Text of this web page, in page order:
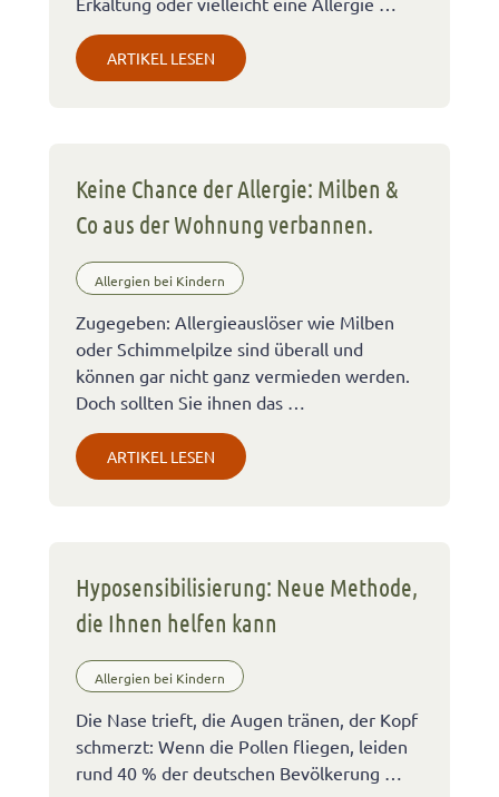
ARTIKEL LESEN
Keine Chance der Allergie: Milben &
Co aus der Wohnung verbannen.
Allergien bei Kindern
Zugegeben: Allergieauslöser wie Milben
oder Schimmelpilze sind überall und
können gar nicht ganz vermieden werden.
Doch sollten Sie ihnen das …
ARTIKEL LESEN
Hyposensibilisierung: Neue Methode,
die Ihnen helfen kann
Allergien bei Kindern
Die Nase trieft, die Augen tränen, der Kopf
schmerzt: Wenn die Pollen fliegen, leiden
rund 40 % der deutschen Bevölkerung …